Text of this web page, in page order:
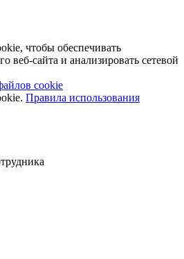
чтобы обеспечивать
веб-сайта и анализировать сетевой
cookie
Правила использования